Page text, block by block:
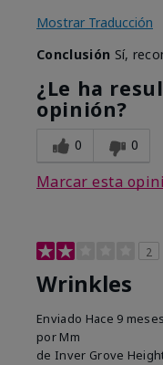
Mostrar Traducción
Conclusión Sí,
¿Le ha
opinión?
0 0
Marcar esta
2
Wrinkles
Enviado Hace 9 meses
por Mm
de Inver Grove